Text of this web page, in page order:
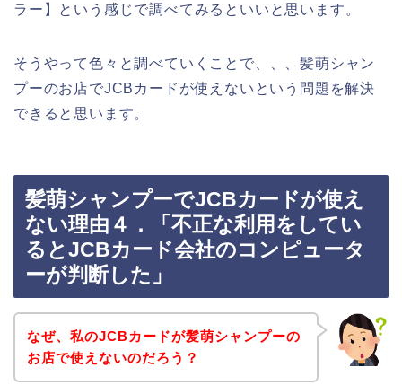
ラー】という感じで調べてみるといいと思います。
そうやって色々と調べていくことで、、、髪萌シャン
プーのお店でJCBカードが使えないという問題を解決
できると思います。
髪萌シャンプーでJCBカードが使え
ない理由４．「不正な利用をしてい
るとJCBカード会社のコンピュータ
ーが判断した」
なぜ、私のJCBカードが髪萌シャンプーの
お店で使えないのだろう？